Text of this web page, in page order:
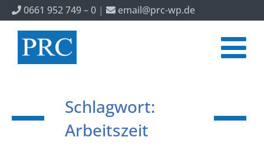
0661 952 749 – 0 | email@prc-wp.de
Schlagwort:
Arbeitszeit